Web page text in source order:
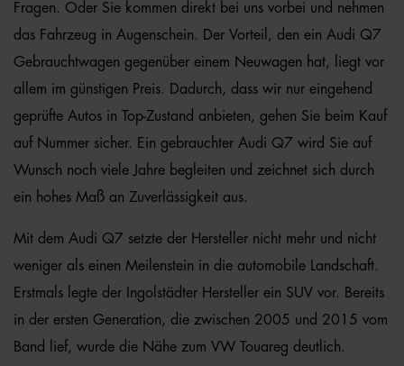
Fragen. Oder Sie kommen direkt bei uns vorbei und nehmen
das Fahrzeug in Augenschein. Der Vorteil, den ein Audi Q7
Gebrauchtwagen gegenüber einem Neuwagen hat, liegt vor
allem im günstigen Preis. Dadurch, dass wir nur eingehend
geprüfte Autos in Top-Zustand anbieten, gehen Sie beim Kauf
auf Nummer sicher. Ein gebrauchter Audi Q7 wird Sie auf
Wunsch noch viele Jahre begleiten und zeichnet sich durch
ein hohes Maß an Zuverlässigkeit aus.
Mit dem Audi Q7 setzte der Hersteller nicht mehr und nicht
weniger als einen Meilenstein in die automobile Landschaft.
Erstmals legte der Ingolstädter Hersteller ein SUV vor. Bereits
in der ersten Generation, die zwischen 2005 und 2015 vom
Band lief, wurde die Nähe zum VW Touareg deutlich.